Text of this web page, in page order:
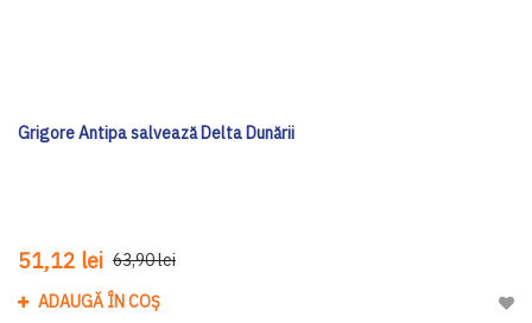
Grigore Antipa salvează Delta Dunării
51,12 lei 63,90 lei
ADAUGĂ ÎN COȘ